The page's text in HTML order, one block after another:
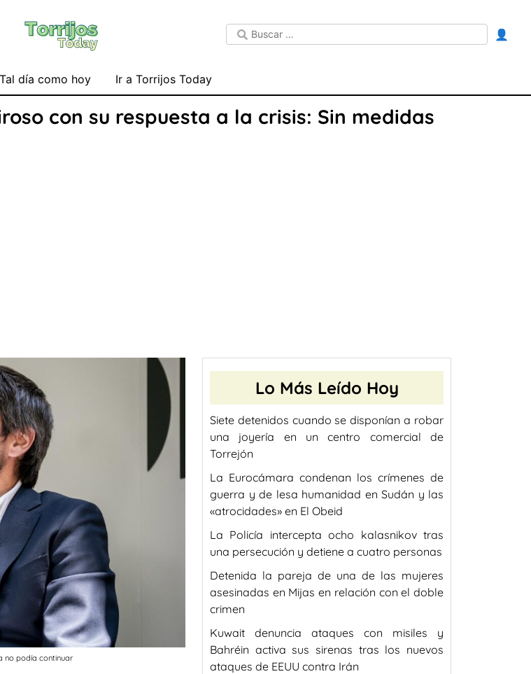
👤
Tal día como hoy Ir a Torrijos Today
con su respuesta a la crisis: Sin medidas
no podía continuar
Lo Más Leído Hoy
Siete detenidos cuando se disponían a robar
una joyería en un centro comercial de
Torrejón
La Eurocámara condenan los crímenes de
guerra y de lesa humanidad en Sudán y las
«atrocidades» en El Obeid
La Policía intercepta ocho kalasnikov tras
una persecución y detiene a cuatro personas
Detenida la pareja de una de las mujeres
asesinadas en Mijas en relación con el doble
crimen
Kuwait denuncia ataques con misiles y
Bahréin activa sus sirenas tras los nuevos
ataques de EEUU contra Irán